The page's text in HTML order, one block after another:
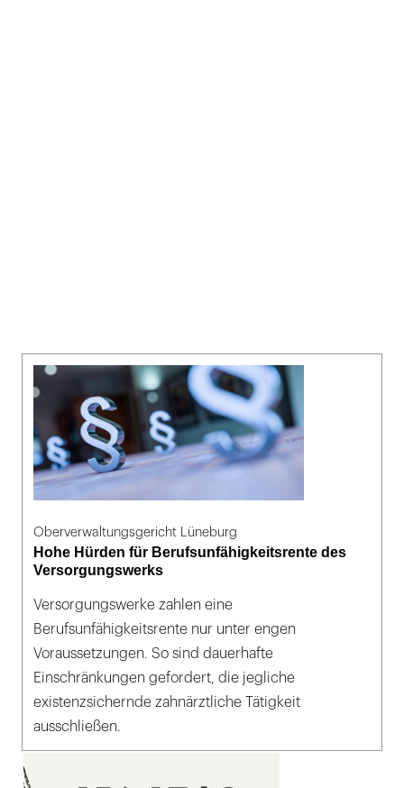
Oberverwaltungsgericht Lüneburg
Hohe Hürden für Berufsunfähigkeitsrente des
Versorgungswerks
Versorgungswerke zahlen eine
Berufsunfähigkeitsrente nur unter engen
Voraussetzungen. So sind dauerhafte
Einschränkungen gefordert, die jegliche
existenzsichernde zahnärztliche Tätigkeit
ausschließen.